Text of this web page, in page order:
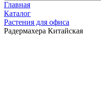
Главная
Каталог
Растения для офиса
Радермахера Китайская